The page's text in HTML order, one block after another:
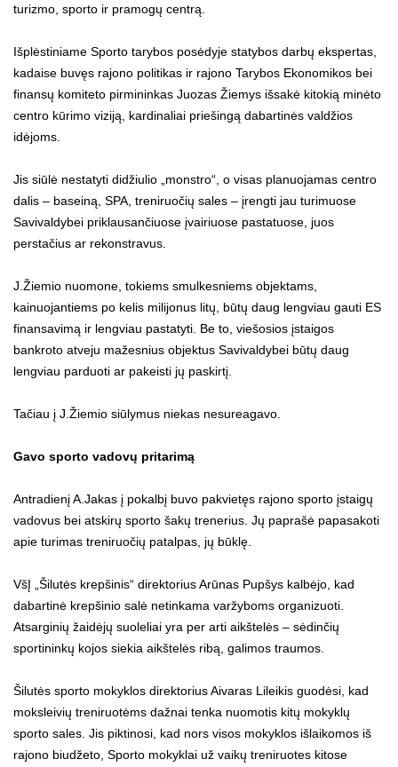
turizmo, sporto ir pramogų centrą.
Išplėstiniame Sporto tarybos posėdyje statybos darbų ekspertas,
kadaise buvęs rajono politikas ir rajono Tarybos Ekonomikos bei
finansų komiteto pirmininkas Juozas Žiemys išsakė kitokią minėto
centro kūrimo viziją, kardinaliai priešingą dabartinės valdžios
idėjoms.
Jis siūlė nestatyti didžiulio „monstro“, o visas planuojamas centro
dalis – baseiną, SPA, treniruočių sales – įrengti jau turimuose
Savivaldybei priklausančiuose įvairiuose pastatuose, juos
perstačius ar rekonstravus.
J.Žiemio nuomone, tokiems smulkesniems objektams,
kainuojantiems po kelis milijonus litų, būtų daug lengviau gauti ES
finansavimą ir lengviau pastatyti. Be to, viešosios įstaigos
bankroto atveju mažesnius objektus Savivaldybei būtų daug
lengviau parduoti ar pakeisti jų paskirtį.
Tačiau į J.Žiemio siūlymus niekas nesureagavo.
Gavo sporto vadovų pritarimą
Antradienį A.Jakas į pokalbį buvo pakvietęs rajono sporto įstaigų
vadovus bei atskirų sporto šakų trenerius. Jų paprašė papasakoti
apie turimas treniruočių patalpas, jų būklę.
VšĮ „Šilutės krepšinis“ direktorius Arūnas Pupšys kalbėjo, kad
dabartinė krepšinio salė netinkama varžyboms organizuoti.
Atsarginių žaidėjų suoleliai yra per arti aikštelės – sėdinčių
sportininkų kojos siekia aikštelės ribą, galimos traumos.
Šilutės sporto mokyklos direktorius Aivaras Lileikis guodėsi, kad
moksleivių treniruotėms dažnai tenka nuomotis kitų mokyklų
sporto sales. Jis piktinosi, kad nors visos mokyklos išlaikomos iš
rajono biudžeto, Sporto mokyklai už vaikų treniruotes kitose